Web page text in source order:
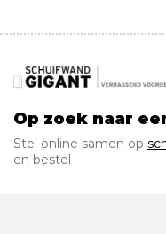
Op zoek naar
Stel online samen op
en bestel